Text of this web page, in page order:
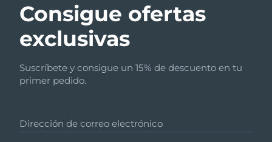
Consigue ofertas
exclusivas
Suscríbete y consigue un 15% de descuento en tu
primer pedido.
Dirección de correo electrónico